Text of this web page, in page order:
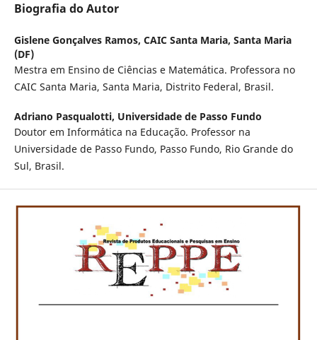
Biografia do Autor
Gislene Gonçalves Ramos, CAIC Santa Maria, Santa Maria
(DF)
Mestra em Ensino de Ciências e Matemática. Professora no
CAIC Santa Maria, Santa Maria, Distrito Federal, Brasil.
Adriano Pasqualotti, Universidade de Passo Fundo
Doutor em Informática na Educação. Professor na
Universidade de Passo Fundo, Passo Fundo, Rio Grande do
Sul, Brasil.